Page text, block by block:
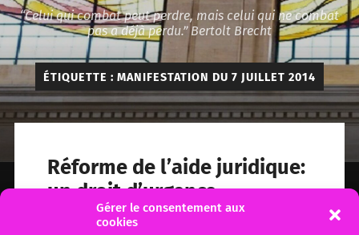
Gérer le consentement aux
cookies
“Celui qui combat peut perdre, mais celui qui ne combat
pas a déjà perdu.” Bertolt Brecht
ÉTIQUETTE : MANIFESTATION DU 7 JUILLET 2014
Réforme de l’aide juridique:
un droit d’urgence-
communiqué du SAF